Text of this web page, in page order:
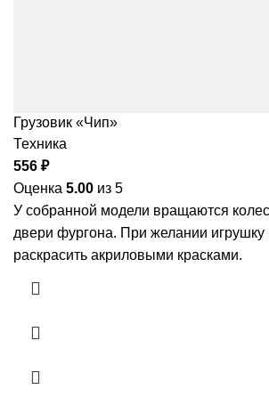
Грузовик «Чип»
Техника
556 ₽
Оценка 5.00 из 5
У собранной модели вращаются
двери фургона. При желании
раскрасить акриловыми красками.